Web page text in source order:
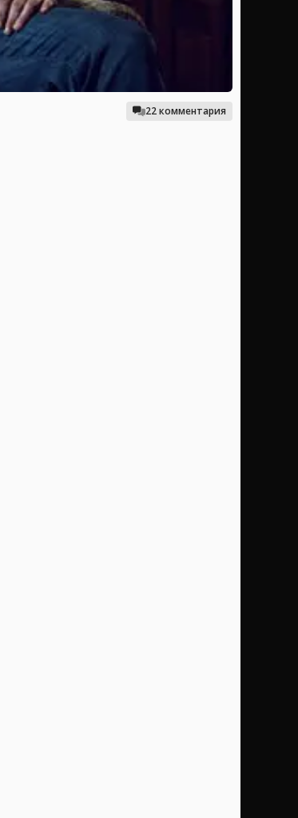
22 комментария